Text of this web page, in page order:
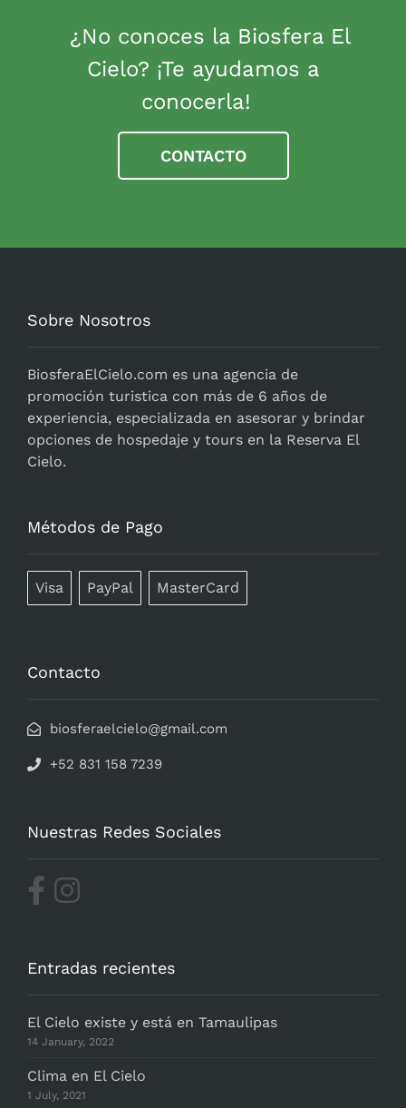
¿No conoces la Biosfera El
Cielo? ¡Te ayudamos a
conocerla!
CONTACTO
Sobre Nosotros
BiosferaElCielo.com es una agencia de
promoción turistica con más de 6 años de
experiencia, especializada en asesorar y brindar
opciones de hospedaje y tours en la Reserva El
Cielo.
Métodos de Pago
Visa PayPal MasterCard
Contacto
biosferaelcielo@gmail.com
+52 831 158 7239
Nuestras Redes Sociales
Entradas recientes
El Cielo existe y está en Tamaulipas
14 January, 2022
Clima en El Cielo
1 July, 2021